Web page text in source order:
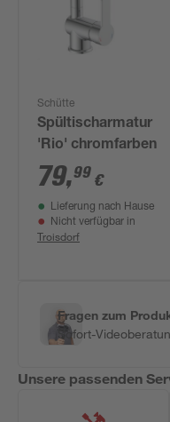
Schütte
Spültischarmatur
'Rio' chromfarben
79,99 €
Lieferung nach Hause
Nicht verfügbar in
Troisdorf
Fragen zum
Sofort-
Unsere passenden